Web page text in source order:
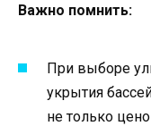
Важно помнить:
При выборе
укрытия
не только